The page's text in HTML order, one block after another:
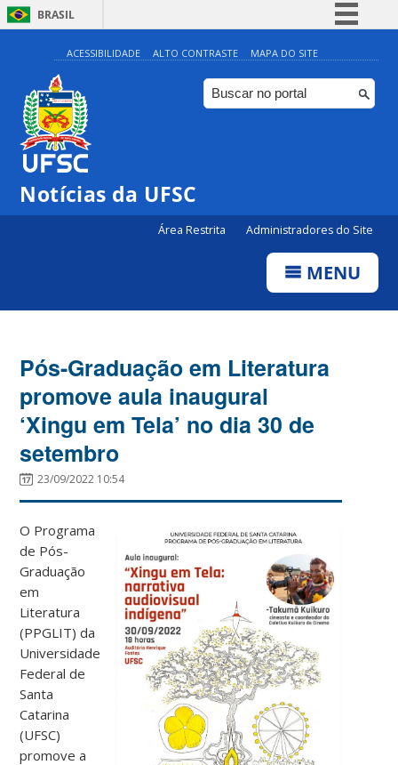
BRASIL
Simplifique!
Comunica BR
Participe
ACESSIBILIDADE ALTO CONTRASTE MAPA DO SITE
Notícias da UFSC
Área Restrita Administradores do Site
MENU
Pós-Graduação em Literatura
promove aula inaugural
‘Xingu em Tela’ no dia 30 de
setembro
23/09/2022 10:54
O Programa
de Pós-
Graduação
em
Literatura
(PPGLIT) da
Universidade
Federal de
Santa
Catarina
(UFSC)
promove a